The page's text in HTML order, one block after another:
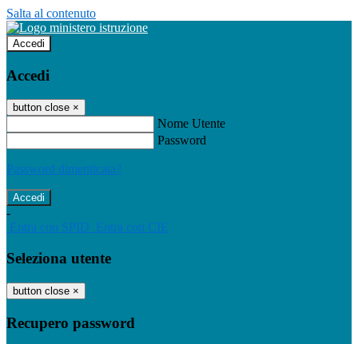
Salta al contenuto
Accedi
Accedi
button close ×
Nome Utente
Password
Password dimenticata?
-
Entra con SPID Entra con CIE
Seleziona utente
button close ×
Recupero password